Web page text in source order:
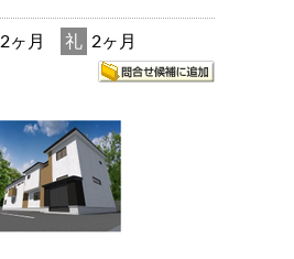
2ヶ月 礼 2ヶ月